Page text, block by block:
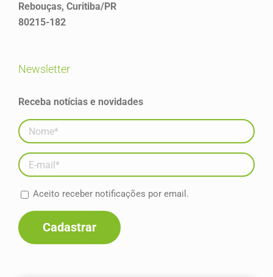
Rebouças, Curitiba/PR
80215-182
newsletter
Receba notícias e novidades
Aceito receber notificações por email.